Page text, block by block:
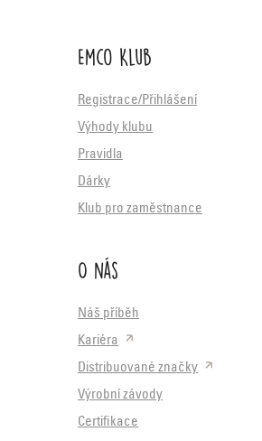
Emco Klub
Registrace/Přihlášení
Výhody klubu
Pravidla
Dárky
Klub pro zaměstnance
O nás
Náš příběh
Kariéra
Distribuované značky
Výrobní závody
Certifikace